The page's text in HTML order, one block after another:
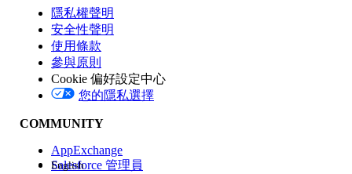
版本
隱私權聲明
安全性聲明
使用條款
參與原則
Cookie 偏好設定中心
您的隱私選擇
COMMUNITY
AppExchange
Salesforce 管理員
English